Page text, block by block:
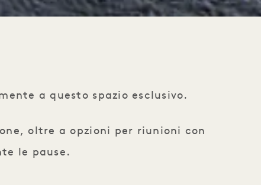
a questo spazio esclusivo.
oltre a opzioni per riunioni con
le pause.